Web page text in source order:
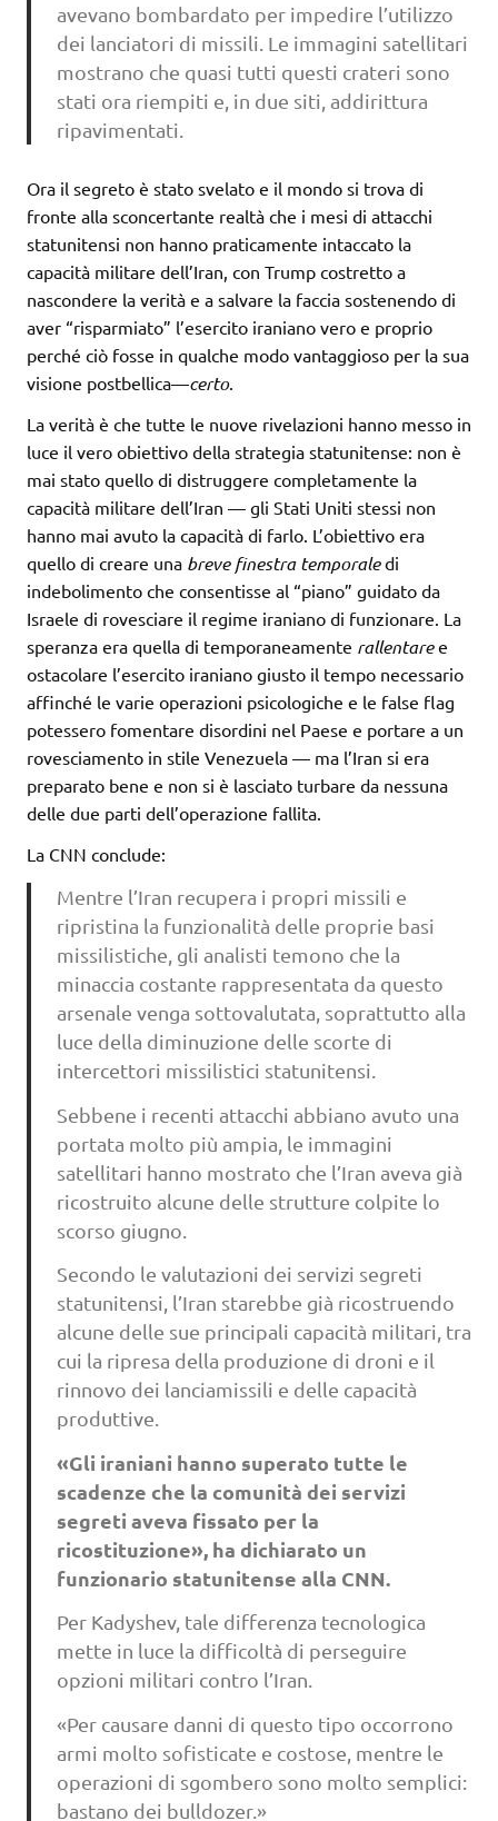
avevano bombardato per impedire l’utilizzo
dei lanciatori di missili. Le immagini satellitari
mostrano che quasi tutti questi crateri sono
stati ora riempiti e, in due siti, addirittura
ripavimentati.
Ora il segreto è stato svelato e il mondo si trova di
fronte alla sconcertante realtà che i mesi di attacchi
statunitensi non hanno praticamente intaccato la
capacità militare dell’Iran, con Trump costretto a
nascondere la verità e a salvare la faccia sostenendo di
aver “risparmiato” l’esercito iraniano vero e proprio
perché ciò fosse in qualche modo vantaggioso per la sua
visione postbellica—certo.
La verità è che tutte le nuove rivelazioni hanno messo in
luce il vero obiettivo della strategia statunitense: non è
mai stato quello di distruggere completamente la
capacità militare dell’Iran — gli Stati Uniti stessi non
hanno mai avuto la capacità di farlo. L’obiettivo era
quello di creare una breve finestra temporaledi
indebolimento che consentisse al “piano” guidato da
Israele di rovesciare il regime iraniano di funzionare. La
speranza era quella di temporaneamente rallentaree
ostacolare l’esercito iraniano giusto il tempo necessario
affinché le varie operazioni psicologiche e le false flag
potessero fomentare disordini nel Paese e portare a un
rovesciamento in stile Venezuela — ma l’Iran si era
preparato bene e non si è lasciato turbare da nessuna
delle due parti dell’operazione fallita.
La CNN conclude:
Mentre l’Iran recupera i propri missili e
ripristina la funzionalità delle proprie basi
missilistiche, gli analisti temono che la
minaccia costante rappresentata da questo
arsenale venga sottovalutata, soprattutto alla
luce della diminuzione delle scorte di
intercettori missilistici statunitensi.
Sebbene i recenti attacchi abbiano avuto una
portata molto più ampia, le immagini
satellitari hanno mostrato che l’Iran aveva già
ricostruito alcune delle strutture colpite lo
scorso giugno.
Secondo le valutazioni dei servizi segreti
statunitensi, l’Iran starebbe già ricostruendo
alcune delle sue principali capacità militari, tra
cui la ripresa della produzione di droni e il
rinnovo dei lanciamissili e delle capacità
produttive.
«Gli iraniani hanno superato tutte le
scadenze che la comunità dei servizi
segreti aveva fissato per la
ricostituzione», ha dichiarato un
funzionario statunitense alla CNN.
Per Kadyshev, tale differenza tecnologica
mette in luce la difficoltà di perseguire
opzioni militari contro l’Iran.
«Per causare danni di questo tipo occorrono
armi molto sofisticate e costose, mentre le
operazioni di sgombero sono molto semplici:
bastano dei bulldozer.»